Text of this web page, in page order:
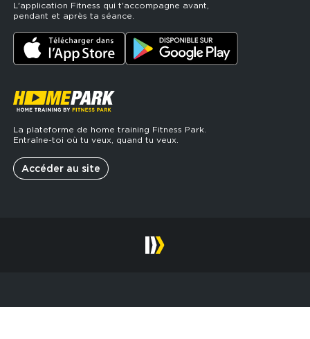
L'application Fitness qui t'accompagne avant,
pendant et après ta séance.
La plateforme de home training Fitness Park.
Entraîne-toi où tu veux, quand tu veux.
Accéder au site